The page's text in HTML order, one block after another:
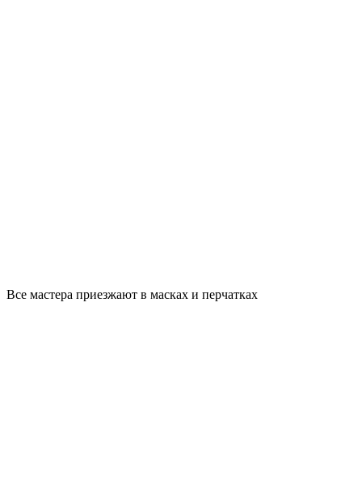
Все мастера приезжают в масках и перчатках